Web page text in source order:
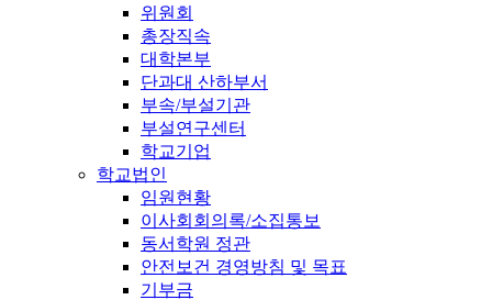
위원회
총장직속
대학본부
단과대 산하부서
부속/부설기관
부설연구센터
학교기업
학교법인
임원현황
이사회회의록/소집통보
동서학원 정관
안전보건 경영방침 및 목표
기부금